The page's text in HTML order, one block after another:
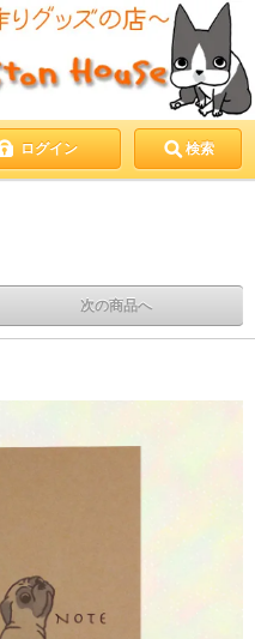
ログイン 検索
次の商品へ